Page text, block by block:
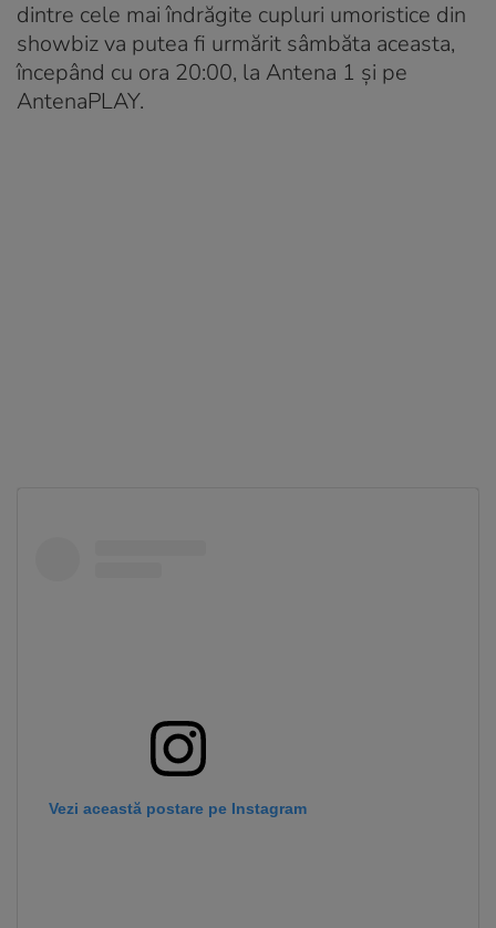
dintre cele mai îndrăgite cupluri umoristice din
showbiz va putea fi urmărit sâmbăta aceasta,
începând cu ora 20:00, la Antena 1 și pe
AntenaPLAY.
Vezi această postare pe Instagram